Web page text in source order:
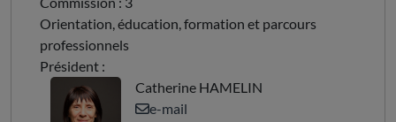
Orientation, éducation, formation et parcours
professionnels
Président :
Catherine HAMELIN
e-mail